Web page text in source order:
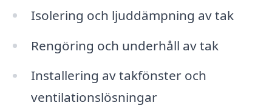
Isolering och ljuddämpning av tak
Rengöring och underhåll av tak
Installering av takfönster och
ventilationslösningar